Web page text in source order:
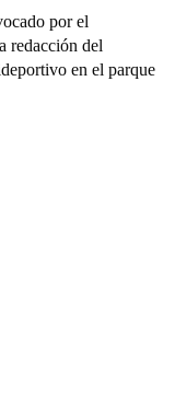
por el
redacción del
en el parque